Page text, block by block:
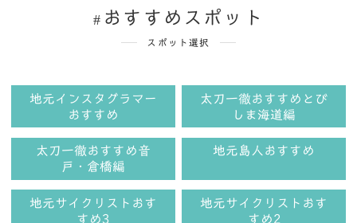
おすすめスポット
スポット選択
地元インスタグラマー
おすすめ
太刀一徹おすすめとび
しま海道編
太刀一徹おすすめ音
戸・倉橋編
地元島人おすすめ
地元サイクリストおす
すめ3
地元サイクリストおす
すめ2